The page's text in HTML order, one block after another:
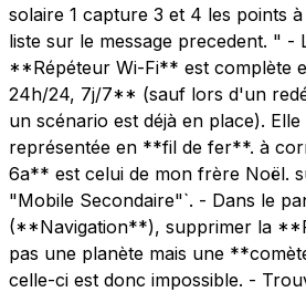
solaire 1 capture 3 et 4 les points
liste sur le message precedent. " -
**Répéteur Wi-Fi** est complète
24h/24, 7j/7** (sauf lors d'un
un scénario est déjà en place).
représentée en **fil de fer**. à
6a** est celui de mon frère Noël.
"Mobile Secondaire"`. - Dans le
(**Navigation**), supprimer la
pas une planète mais une
celle-ci est donc impossible. -